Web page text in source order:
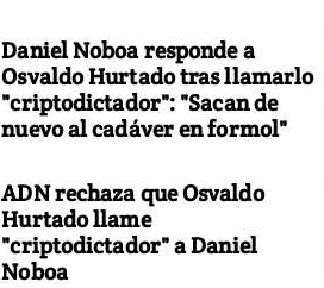
Daniel Noboa responde a
Osvaldo Hurtado tras llamarlo
"criptodictador": "Sacan de
nuevo al cadáver en formol"
ADN rechaza que Osvaldo
Hurtado llame
"criptodictador" a Daniel
Noboa